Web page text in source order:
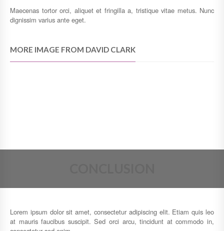
Maecenas tortor orci, aliquet et fringilla a, tristique vitae metus. Nunc
dignissim varius ante eget.
MORE IMAGE FROM DAVID CLARK
Lorem ipsum dolor sit amet, consectetur adipiscing elit. Etiam quis leo
at mauris faucibus suscipit. Sed orci arcu, tincidunt at commodo in,